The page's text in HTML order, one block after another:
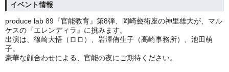
イベント情報
produce lab 89『官能教育』第8弾、岡崎藝術座の神里雄大が、マル
ケスの『エレンディラ』に挑みます。
出演は、篠崎大悟（ロロ）、岩澤侑生子（高崎事務所）、池田萌
子。
豪華な顔合わせによる、官能の夜にご期待ください。